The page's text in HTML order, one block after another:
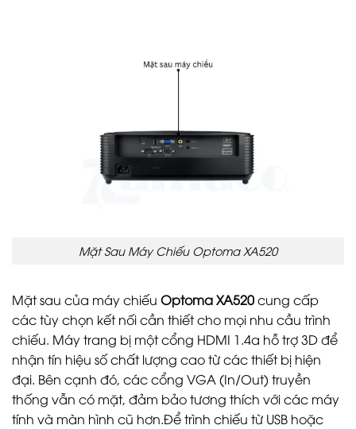
Mặt Sau Máy Chiếu Optoma XA520
Mặt sau của máy chiếu Optoma XA520cung cấp
các tùy chọn kết nối cần thiết cho mọi nhu cầu trình
chiếu. Máy trang bị một cổng HDMI 1.4a hỗ trợ 3D để
nhận tín hiệu số chất lượng cao từ các thiết bị hiện
đại. Bên cạnh đó, các cổng VGA (In/Out) truyền
thống vẫn có mặt, đảm bảo tương thích với các máy
tính và màn hình cũ hơn.Để trình chiếu từ USB hoặc